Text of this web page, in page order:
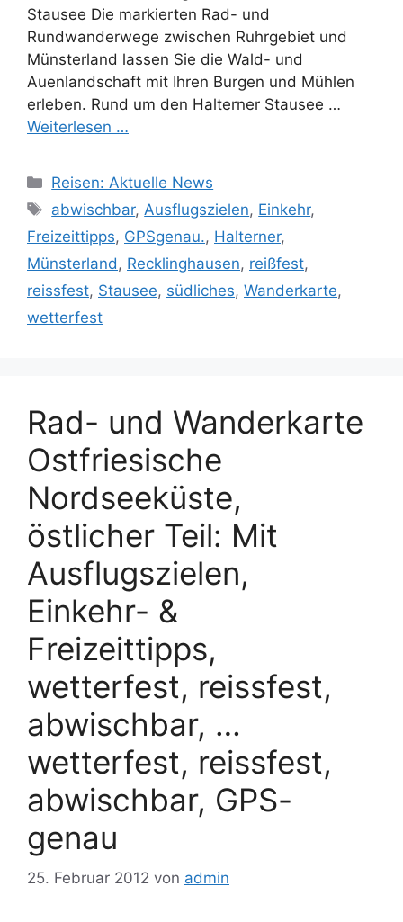
Stausee Die markierten Rad- und
Rundwanderwege zwischen Ruhrgebiet und
Münsterland lassen Sie die Wald- und
Auenlandschaft mit Ihren Burgen und Mühlen
erleben. Rund um den Halterner Stausee …
Weiterlesen …
Kategorien
Reisen: Aktuelle News
Schlagwörter
abwischbar,Ausflugszielen, Einkehr,
Freizeittipps, GPSgenau., Halterner,
Münsterland, Recklinghausen, reißfest,
reissfest, Stausee, südliches, Wanderkarte,
wetterfest
Rad- und Wanderkarte
Ostfriesische
Nordseeküste,
östlicher Teil: Mit
Ausflugszielen,
Einkehr- &
Freizeittipps,
wetterfest, reissfest,
abwischbar, …
wetterfest, reissfest,
abwischbar, GPS-
genau
25. Februar 2012 von admin